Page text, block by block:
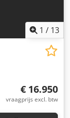
1 / 13
€ 16.950
vraagprijs excl. btw